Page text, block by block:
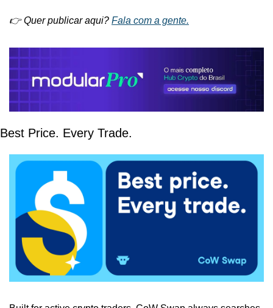
👉 Quer publicar aqui? Fala com a gente.
Best Price. Every Trade.